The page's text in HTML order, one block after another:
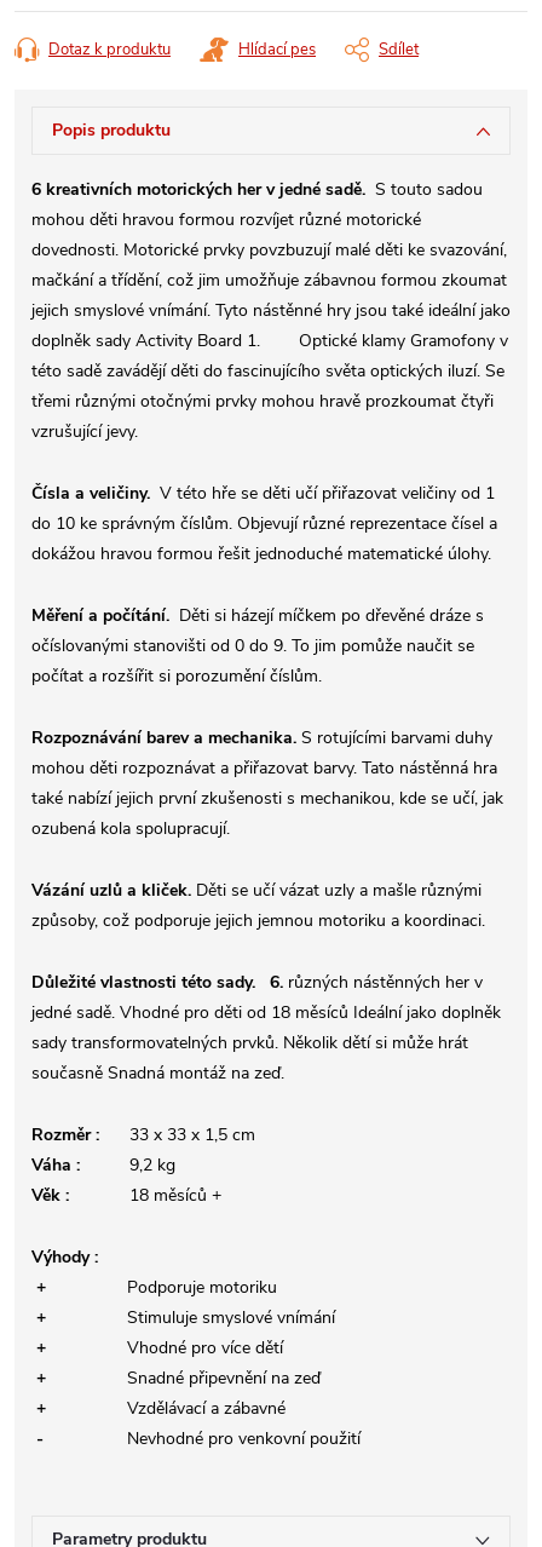
Dotaz k produktu Hlídací pes Sdílet
Popis produktu
6 kreativních motorických her v jedné sadě. S touto sadou
mohou děti hravou formou rozvíjet různé motorické
dovednosti. Motorické prvky povzbuzují malé děti ke svazování,
mačkání a třídění, což jim umožňuje zábavnou formou zkoumat
jejich smyslové vnímání. Tyto nástěnné hry jsou také ideální jako
doplněk sady Activity Board 1. Optické klamy Gramofony v
této sadě zavádějí děti do fascinujícího světa optických iluzí. Se
třemi různými otočnými prvky mohou hravě prozkoumat čtyři
vzrušující jevy.
Čísla a veličiny. V této hře se děti učí přiřazovat veličiny od 1
do 10 ke správným číslům. Objevují různé reprezentace čísel a
dokážou hravou formou řešit jednoduché matematické úlohy.
Měření a počítání. Děti si házejí míčkem po dřevěné dráze s
očíslovanými stanovišti od 0 do 9. To jim pomůže naučit se
počítat a rozšířit si porozumění číslům.
Rozpoznávání barev a mechanika. S rotujícími barvami duhy
mohou děti rozpoznávat a přiřazovat barvy. Tato nástěnná hra
také nabízí jejich první zkušenosti s mechanikou, kde se učí, jak
ozubená kola spolupracují.
Vázání uzlů a kliček. Děti se učí vázat uzly a mašle různými
způsoby, což podporuje jejich jemnou motoriku a koordinaci.
Důležité vlastnosti této sady. 6. různých nástěnných her v
jedné sadě. Vhodné pro děti od 18 měsíců Ideální jako doplněk
sady transformovatelných prvků. Několik dětí si může hrát
současně Snadná montáž na zeď.
Rozměr :
33 x 33 x 1,5 cm
Váha :
9,2 kg
Věk :
18 měsíců +
Výhody :
+
Podporuje motoriku
+
Stimuluje smyslové vnímání
+
Vhodné pro více dětí
+
Snadné připevnění na zeď
+
Vzdělávací a zábavné
-
Nevhodné pro venkovní použití
Parametry produktu